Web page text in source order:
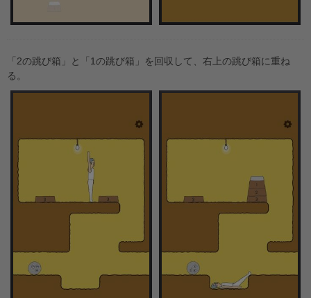
「2の跳び箱」と「1の跳び箱」を回収して、右上の跳び箱に重ね
る。